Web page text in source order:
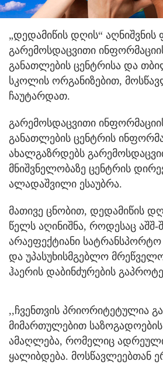
„დედამიწის დღის“
გარემოსდაცვითი
განათლების ცენტრისა და
სკოლის ორგანიზებით,
ჩაუტარდათ.
გარემოსდაცვითი
განათლების ცენტრის
ახალგაზრდებს
მნიშვნელობაზე ცენტრის
ალადაშვილი ესაუბრა.
მათივე ცნობით, დედამიწის
წელს აღინიშნა, როდესაც აშშ-
არაეფექტიანი სატრანსპორტო
და უპასუხისმგებლო
ჰაერის დაბინძურების
,,ჩვენთვის პრიორიტეტულია
მიმართულებით საზოგადოების
ამაღლება, რომელიც
ყალიბდება. მოსწავლეებთან